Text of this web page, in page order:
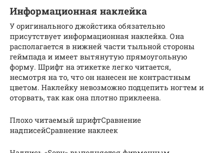
Информационная наклейка
У оригинального джойстика обязательно
присутствует информационная наклейка. Она
располагается в нижней части тыльной стороны
геймпада и имеет вытянутую прямоугольную
форму. Шрифт на этикетке легко читается,
несмотря на то, что он нанесен не контрастным
цветом. Наклейку невозможно подцепить ногтем и
оторвать, так как она плотно приклеена.
Плохо читаемый шрифтСравнение
надписейСравнение наклеек